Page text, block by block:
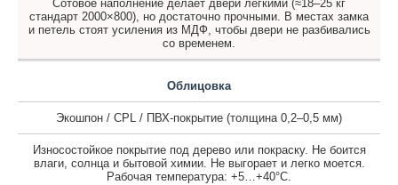
Сотовое наполнение делает двери лёгкими (≈18–25 кг
стандарт 2000×800), но достаточно прочными. В местах замка
и петель стоят усиления из МДФ, чтобы двери не разбивались
со временем.
Облицовка
Экошпон / CPL / ПВХ-покрытие (толщина 0,2–0,5 мм)
Износостойкое покрытие под дерево или покраску. Не боится
влаги, солнца и бытовой химии. Не выгорает и легко моется.
Рабочая температура: +5…+40°C.